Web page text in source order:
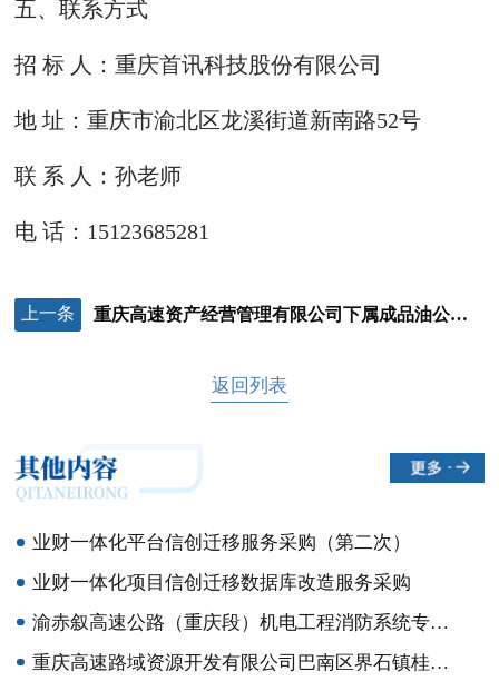
五、联系方式
招 标 人：重庆首讯科技股份有限公司
地 址：重庆市渝北区龙溪街道新南路52号
联 系 人：孙老师
电 话：15123685281
上一条 重庆高速资产经营管理有限公司下属成品油公司常年法律顾问聘用 项目竞争性比选结果
返回列表
业财一体化平台信创迁移服务采购（第二次）
业财一体化项目信创迁移数据库改造服务采购
渝赤叙高速公路（重庆段）机电工程消防系统专项施工采购竞争性比选
重庆高速路域资源开发有限公司巴南区界石镇桂花村地块公开招租流标公告